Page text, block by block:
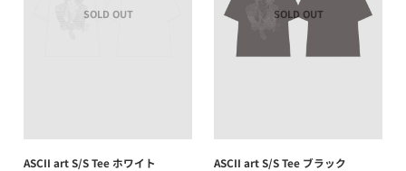
SOLD OUT
ASCII art S/S Tee ホワイト
SOLD OUT
ASCII art S/S Tee ブラック